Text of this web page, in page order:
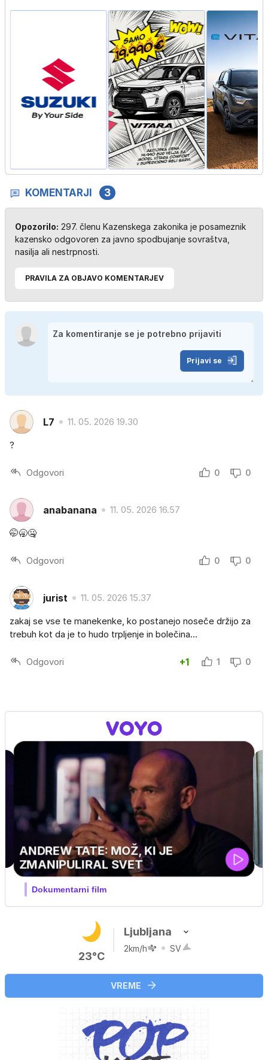
KOMENTARJI 3
Opozorilo: 297. členu Kazenskega zakonika je posameznik
kazensko odgovoren za javno spodbujanje sovraštva,
nasilja ali nestrpnosti.
PRAVILA ZA OBJAVO KOMENTARJEV
Prijavi se
L7 11. 05. 2026 19.30
?
Odgovori 0 0
anabanana 11. 05. 2026 16.57
🤭🥱🤐
Odgovori 0 0
jurist 11. 05. 2026 15.37
zakaj se vse te manekenke, ko postanejo noseče držijo za
trebuh kot da je to hudo trpljenje in bolečina...
Odgovori +1 1 0
23°C
Ljubljana
2km/h SV
VREME